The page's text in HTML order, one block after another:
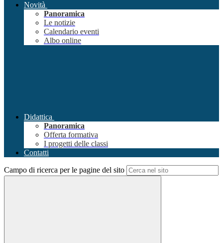
Novità
Panoramica
Le notizie
Calendario eventi
Albo online
Didattica
Panoramica
Offerta formativa
I progetti delle classi
Contatti
Campo di ricerca per le pagine del sito